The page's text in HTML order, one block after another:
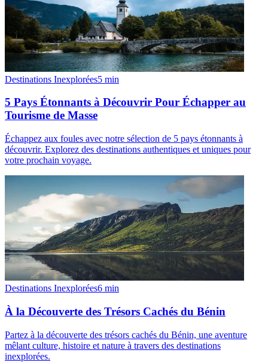
Destinations Inexplorées5 min
5 Pays Étonnants à Découvrir Pour Échapper au
Tourisme de Masse
Échappez aux foules avec notre sélection de 5 pays étonnants à
découvrir. Explorez des destinations authentiques et uniques pour
votre prochain voyage.
Destinations Inexplorées6 min
À la Découverte des Trésors Cachés du Bénin
Partez à la découverte des trésors cachés du Bénin, une aventure
mêlant culture, histoire et nature à travers des destinations
inexplorées.